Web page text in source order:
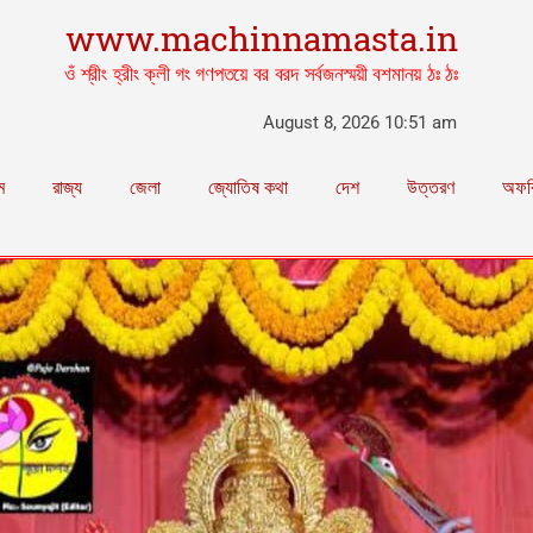
www.machinnamasta.in
ওঁ শ্রীং হ্রীং ক্লী গং গণপতয়ে বর বরদ সর্বজনস্ময়ী বশমানয় ঠঃ ঠঃ
August 8, 2026 10:51 am
রাজ্য জেলা জ্যোতিষ কথা দেশ উত্তরণ